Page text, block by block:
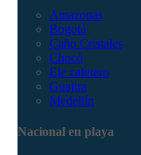
Amazonas
Bogotá
Caño Cristales
Chocó
Eje cafetero
Guajira
Medellín
Nacional en playa